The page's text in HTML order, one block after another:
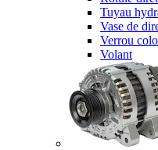
Tuyau
Vase de
Verrou
Volant